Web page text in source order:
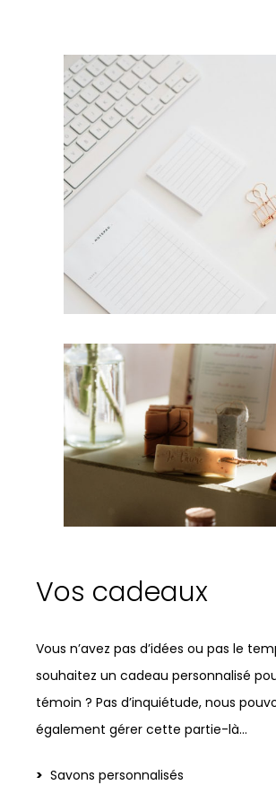
Vos cadeaux
Vous n’avez pas d’idées ou pas le
souhaitez un cadeau personnalisé
témoin ? Pas d’inquiétude, nous
également gérer cette partie-là…
Savons personnalisés